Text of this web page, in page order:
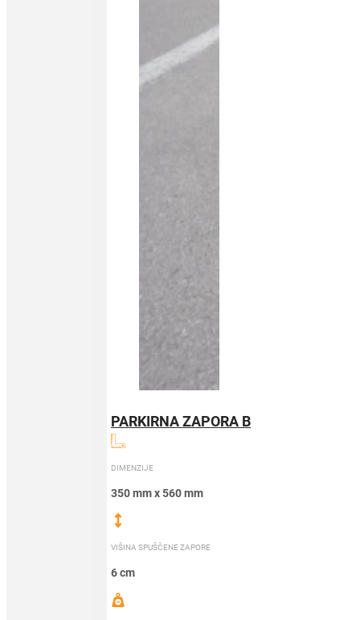
PARKIRNA ZAPORA B
DIMENZIJE
350 mm x 560 mm
VIŠINA SPUŠČENE ZAPORE
6 cm